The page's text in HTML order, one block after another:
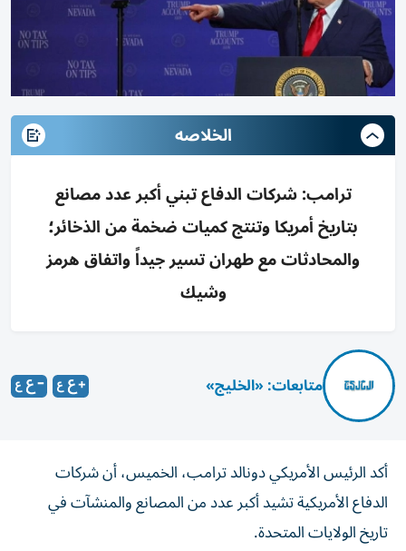
الخلاصه
ترامب: شركات الدفاع تبني أكبر عدد مصانع
بتاريخ أمريكا وتنتج كميات ضخمة من الذخائر؛
والمحادثات مع طهران تسير جيداً واتفاق هرمز
وشيك
متابعات: «الخليج»
أكد الرئيس الأمريكي دونالد ترامب، الخميس، أن شركات
الدفاع الأمريكية تشيد أكبر عدد من المصانع والمنشآت في
تاريخ الولايات المتحدة.